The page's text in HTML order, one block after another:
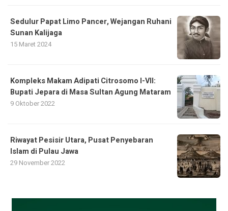
Sedulur Papat Limo Pancer, Wejangan Ruhani
Sunan Kalijaga
15 Maret 2024
Kompleks Makam Adipati Citrosomo I-VII:
Bupati Jepara di Masa Sultan Agung Mataram
9 Oktober 2022
Riwayat Pesisir Utara, Pusat Penyebaran
Islam di Pulau Jawa
29 November 2022